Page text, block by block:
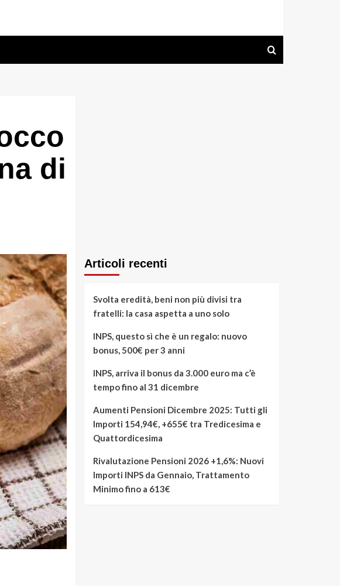
di
Articoli recenti
Svolta eredità, beni non più divisi tra
fratelli: la casa aspetta a uno solo
INPS, questo sì che è un regalo: nuovo
bonus, 500€ per 3 anni
INPS, arriva il bonus da 3.000 euro ma c’è
tempo fino al 31 dicembre
Aumenti Pensioni Dicembre 2025: Tutti gli
Importi 154,94€, +655€ tra Tredicesima e
Quattordicesima
Rivalutazione Pensioni 2026 +1,6%: Nuovi
Importi INPS da Gennaio, Trattamento
Minimo fino a 613€